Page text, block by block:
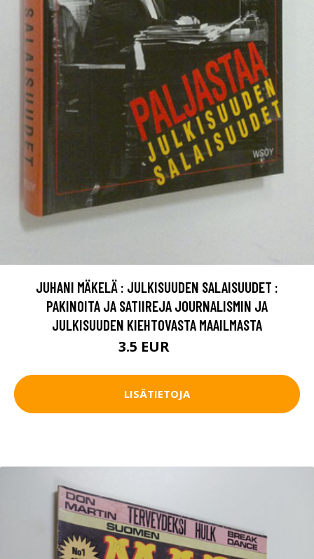
JUHANI MÄKELÄ : JULKISUUDEN SALAISUUDET :
PAKINOITA JA SATIIREJA JOURNALISMIN JA
JULKISUUDEN KIEHTOVASTA MAAILMASTA
3.5 EUR
LISÄTIETOJA